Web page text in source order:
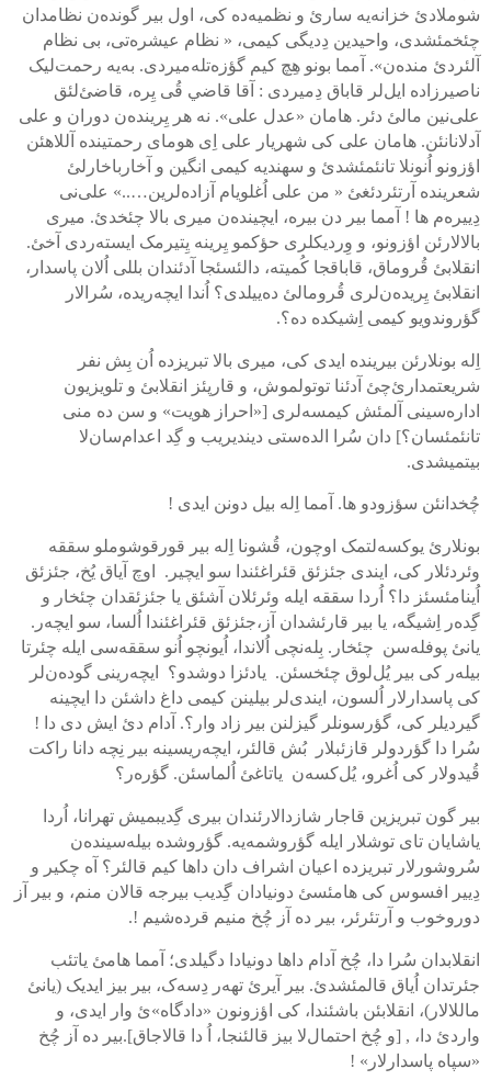
شوملادئ خزانه‌یه سارئ و نظمیه‌ده کی، اول بیر گونده‌ن نظامدان
چئخمئشدی، واحیدین دِدیگی کیمی، « نظام عیشره‌تی، بی نظام
آلئردئ منده‌ن». آمما بونو هِچ کیم گؤزه‌تله‌میردی. به‌یه رحمت‌لیک
ناصیرزاده ایل‌لر قاباق دِمیردی : آقا قاضي قُی یِره، قاضئ‌لئق
علی‌نین مالئ دئر. هامان «عدل علی». نه هر یِرینده‌ن دوران و علی
آدلانانئن. هامان علی کی شهریار علی اِی هومای رحمتینده آللاهئن
اؤزونو اُنونلا تانئمئشدئ و سهندیه کیمی انگین و آخارباخارلئ
شعرینده آرتئردئغئ « من علی اُغلویام آزاده‌لرین…..» علی‌نی
دِییره‌م ها ! آمما بیر دن بیره، ایچینده‌ن میری بالا چئخدئ. میری
بالالارئن اؤزونو، و وِردیکلری حؤکمو یِرینه یِتیرمک ایسته‌ردی آخئ.
انقلابئ قُروماق، قاباقجا کُمیته، دالئسئجا آدئندان بللی اُلان پاسدار،
انقلابئ یِریده‌ن‌لری قُرومالئ ده‌ییلدی؟ اُندا ایچه‌ریده، سُرالار
گؤروندویو کیمی اِشیکده ده؟.
اِله بونلارئن بیرینده ایدی کی، میری بالا تبریزده اُن بِش نفر
شریعتمدارئ‌چئ آدئنا توتولموش، و قارپئز انقلابئ و تلویزیون
اداره‌سینی آلمئش کیمسه‌لری [«احراز هویت» و سن ده منی
تانئمئسان؟] دان سُرا الده‌ستی دیندیریب و گِد اعدام‌سان‌لا
بیتمیشدی.
چُخدانئن سؤزودو ها. آمما اِله بیل دونن ایدی !
بونلارئ یوکسه‌لتمک اوچون، قُشونا اِله بیر قورقوشوملو سققه
وئردئلار کی، ایندی جئزئق قئراغئندا سو ایچیر. اوچ آیاق یُخ، جئزئق
اُینامئسئز دا؟ اُردا سققه ایله وئرئلان آشئق یا جئزئقدان چئخار و
گِده‌ر اِشیگه، یا بیر قارئشدان آز،جئزئق قئراغئندا اُلسا، سو ایچه‌ر.
یانئ پوفله‌سن چئخار. بِله‌نچی اُلاندا، اُیونچو اُنو سققه‌سی ایله چئرتا
بیله‌ر کی بیر یُل‌لوق چئخسئن. یادئزا دوشدو؟ ایچه‌رینی گوده‌ن‌لر
کی پاسدارلار اُلسون، ایندی‌لر بیلینن کیمی داغ داشئن دا ایچینه
گیردیلر کی، گؤرسونلر گیزلنن بیر زاد وار؟. آدام دئ ایش دی دا !
سُرا دا گؤردولر قازئبلار بُش قالئر، ایچه‌ریسینه بیر نِچه دانا راکت
قُیدولار کی اُغرو، یُل‌کسه‌ن یاتاغئ اُلماسئن. گؤره‌ر؟
بیر گون تبریزین قاجار شازدالارئندان بیری گِدیبمیش تهرانا، اُردا
یاشایان تای توشلار ایله گؤروشمه‌یه. گؤروشده بیله‌سینده‌ن
سُروشورلار تبریزده اعیان اشراف دان داها کیم قالئر؟ آه چکیر و
دِییر افسوس کی هامئسئ دونیادان گِدیب بیرجه قالان منم، و بیر آز
دوروخوب و آرتئرئر، بیر ده آز چُخ منیم قرده‌شیم !.
انقلابدان سُرا دا، چُخ آدام داها دونیادا دگیلدی؛ آمما هامئ یاتئب
جئرتدان اُیاق قالمئشدئ. بیر آیرئ تهه‌ر دِسه‌ک، بیر بیز ایدیک (یانئ
ماللالار)، انقلابئن باشئندا، کی اؤزونون «دادگاه»ئ وار ایدی، و
واردئ دا، , [و چُخ احتمال‌لا بیز قالئنجا، اُ دا قالاجاق].بیر ده آز چُخ
«سپاه پاسدارلار» !